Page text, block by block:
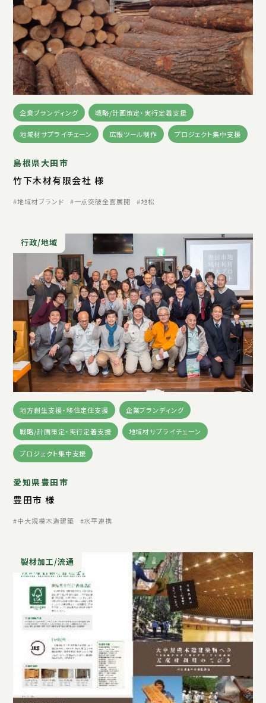
企業ブランディング 戦略/計画策定・実行定着支援
地域材サプライチェーン 広報ツール制作 プロジェクト集中支援
島根県大田市
竹下木材有限会社 様
地域材ブランド 一点突破全面展開 地松
行政/地域
地方創生支援・移住定住支援 企業ブランディング
戦略/計画策定・実行定着支援 地域材サプライチェーン
プロジェクト集中支援
愛知県豊田市
豊田市 様
中大規模木造建築 水平連携
製材加工/流通